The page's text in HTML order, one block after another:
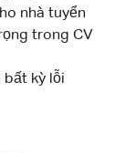
nhà tuyển
trong CV
bất kỳ lỗi